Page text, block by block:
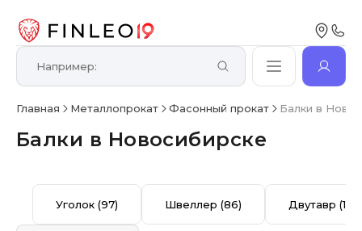
Главная Металлопрокат Фасонный прокат Балки в
Балки в Новосибирске
Уголок(97) Швеллер(86) Двутавр(13)